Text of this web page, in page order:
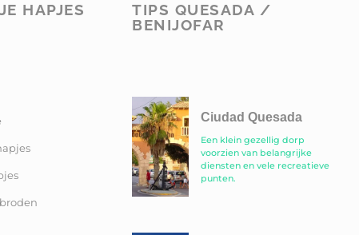
HAPJES
TIPS QUESADA /
BENIJOFAR
Ciudad Quesada
Een klein gezellig dorp
voorzien van belangrijke
diensten en vele recreatieve
punten.